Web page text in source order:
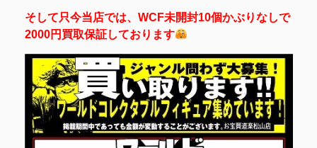
そして只今当店では、WCF未開封10個かぶりなしで
2000円買取保証しております